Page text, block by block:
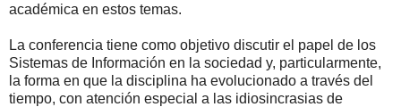
académica en estos temas.
La conferencia tiene como objetivo discutir el papel de los
Sistemas de Información en la sociedad y, particularmente,
la forma en que la disciplina ha evolucionado a través del
tiempo, con atención especial a las idiosincrasias de